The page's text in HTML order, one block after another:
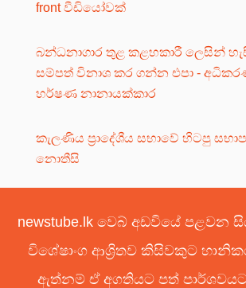
front වීඩියෝවක්
බන්ධනාගාර තුළ කළහකාරී ලෙසින්
සම්පත් විනාශ කර ගන්න එපා -
හර්ෂණ නානායක්කාර
කැලණිය ප්‍රාදේශීය සභාවේ හිටපු
නොතීසි
newstube.lk වෙබ් අඩවියේ පළවන
විශේෂාංග ආශ්‍රිතව කිසිවකුට
ඇත්නම් ඒ අගතියට පත් පාර්ශවයට